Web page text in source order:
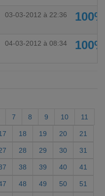
03-03-2012 à 22:36 100%
04-03-2012 à 08:34 100%
7 8 9 10 11
18 19 20 21
28 29 30 31
38 39 40 41
48 49 50 51